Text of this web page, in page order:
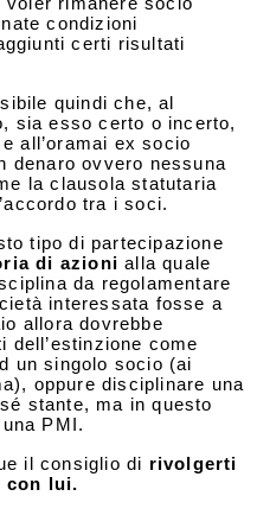
condizioni
certi risultati
quindi che, al
sia esso certo o incerto,
all’oramai ex socio
denaro ovvero nessuna
la clausola statutaria
tra i soci.
tipo di partecipazione
di azioni alla quale
da regolamentare
interessata fosse a
allora dovrebbe
come
un singolo socio (ai
oppure disciplinare una
stante, ma in questo
PMI.
il consiglio di rivolgerti
con lui.